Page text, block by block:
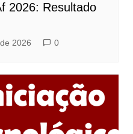
2026: Resultado
2026 0